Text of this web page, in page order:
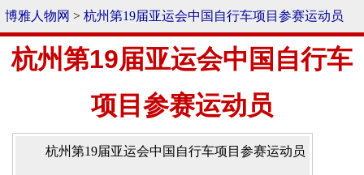
博雅人物网 > 杭州第19届亚运会中国自行车项目参赛运动员
杭州第19届亚运会中国自行车
项目参赛运动员
杭州第19届亚运会中国自行车项目参赛运动员